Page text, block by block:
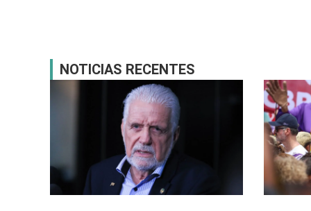
NOTICIAS RECENTES